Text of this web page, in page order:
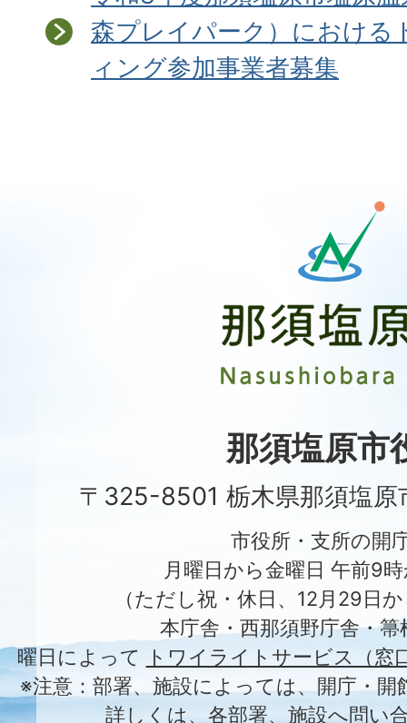
森プレイパーク）における
ィング参加事業者募集
原
市
City
那須塩原市
〒325-8501 栃木県那須塩原
市役所・支所の開
月曜日から金曜日 午前9
（ただし祝・休日、12月29日
本庁舎・西那須野庁舎・
曜日によって
トワイライトサービス（窓
※注意：部署、施設によっては、開庁・
詳しくは、各部署、施設へ問い